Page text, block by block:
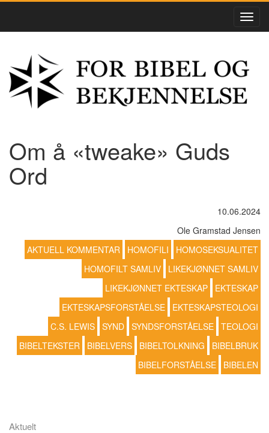
Om å «tweake» Guds
Ord
10.06.2024
Ole Gramstad Jensen
AKTUELL KOMMENTAR
HOMOFILI
HOMOSEKSUALITET
HOMOFILT SAMLIV
LIKEKJØNNET SAMLIV
LIKEKJØNNET EKTESKAP
EKTESKAP
EKTESKAPSFORSTÅELSE
EKTESKAPSTEOLOGI
C.S. LEWIS SYND SYNDSFORSTÅELSE TEOLOGI
BIBELTEKSTER
BIBELVERS BIBELTOLKNING
BIBELBRUK
BIBELFORSTÅELSE
BIBELEN
Aktuelt